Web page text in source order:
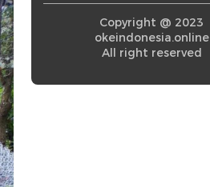
Copyright @ 2023
okeindonesia.online
All right reserved